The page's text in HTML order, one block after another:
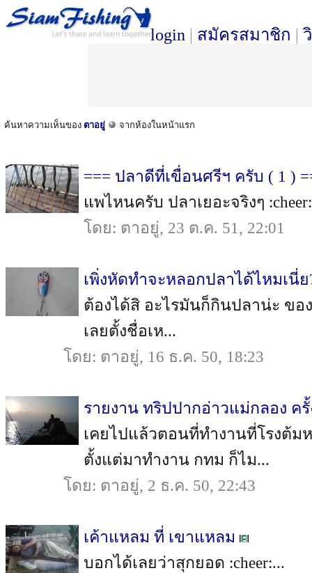
login | สมัครสมาชิก |
ค้นหาความเห็นของ ตาอยู่ จากห้องในหน้าแรก
=== ปลาดีที่เขื่อนศรีฯ ครับ ( 1 )
แพไหนครับ ปลาเยอะจริงๆ :cheer:
โดย: ตาอยู่, 23 ต.ค. 51, 22:01
เพิ่งหัดทำจะหลอกปลาได้ไหมเนี่ย
ต้องได้สิ อะไรมันก็กินปลาน่ะ ขอ
เลยตั้งชื่อเห...
โดย: ตาอยู่, 16 ธ.ค. 50, 18:23
รายงาน ทริปปากอ่าวแม่กลอง ค
เคยไปแล้วตอนที่ทำงานที่โรงต้
ตั้งแต่มาทำงาน กทม ก็ไม...
โดย: ตาอยู่, 2 ธ.ค. 50, 22:43
เค้าแหลม ที่ เขาแหลม
บอกได้เลยว่าสุกยอด :cheer:...